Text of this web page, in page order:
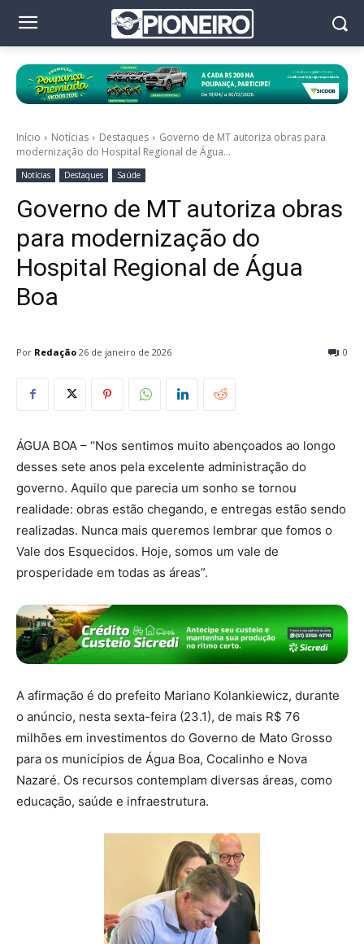
Início Notícias Destaques
Governo de MT autoriza obras para
modernização do Hospital Regional de Água...
Notícias Destaques Saúde
Governo de MT autoriza obras
para modernização do
Hospital Regional de Água
Boa
Por Redação 0
26 de janeiro de 2026
ÁGUA BOA – “Nos sentimos muito abençoados ao longo
desses sete anos pela excelente administração do
governo. Aquilo que parecia um sonho se tornou
realidade: obras estão chegando, e entregas estão sendo
realizadas. Nunca mais queremos lembrar que fomos o
Vale dos Esquecidos. Hoje, somos um vale de
prosperidade em todas as áreas”.
A afirmação é do prefeito Mariano Kolankiewicz, durante
o anúncio, nesta sexta-feira (23.1), de mais R$ 76
milhões em investimentos do Governo de Mato Grosso
para os municípios de Água Boa, Cocalinho e Nova
Nazaré. Os recursos contemplam diversas áreas, como
educação, saúde e infraestrutura.